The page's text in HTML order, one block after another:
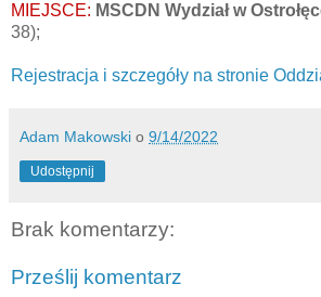
MIEJSCE: MSCDN Wydział w
38);
Rejestracja i szczegóły na stronie
Adam Makowski o 9/14/2022
Udostępnij
Brak komentarzy:
Prześlij komentarz